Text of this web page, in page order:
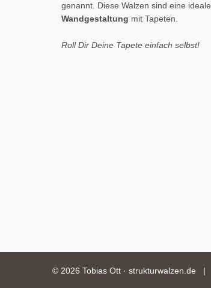
genannt. Diese Walzen sind eine ideale
Wandgestaltung mit Tapeten.
Roll Dir Deine Tapete einfach selbst!
© 2026 Tobias Ott · strukturwalzen.de |